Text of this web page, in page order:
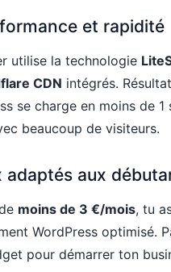
et rapidité
utilise la technologie
CDN intégrés.
se charge en moins de 1
beaucoup de visiteurs.
adaptés aux
moins de 3 €/mois, tu
WordPress optimisé.
pour démarrer ton